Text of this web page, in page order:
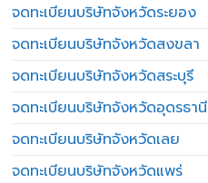
จดทะเบียนบริษัทจังหวัดระยอง
จดทะเบียนบริษัทจังหวัดสงขลา
จดทะเบียนบริษัทจังหวัดสระบุรี
จดทะเบียนบริษัทจังหวัดอุดรธานี
จดทะเบียนบริษัทจังหวัดเลย
จดทะเบียนบริษัทจังหวัดแพร่